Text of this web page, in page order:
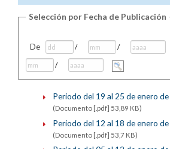
Selección por Fecha de Publicación
De / /
/
Periodo del 19 al 25 de enero
(Documento [.pdf] 53,89 KB)
Periodo del 12 al 18 de enero
(Documento [.pdf] 53,7 KB)